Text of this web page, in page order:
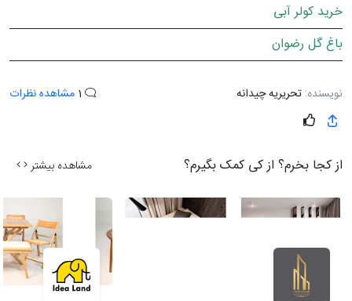
خرید کولر آبی
باغ گل رضوان
نویسنده: تحریریه چیدانه مشاهده نظرات
از کجا بخرم؟ از کی کمک بگیرم؟ مشاهده بیشتر